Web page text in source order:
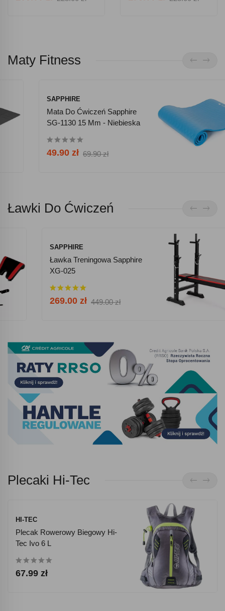
Maty Fitness
SAPPHIRE
Mata Do Ćwiczeń Sapphire
SG-1130 15 Mm - Niebieska
49.90 zł 69.90 zł
Ławki Do Ćwiczeń
SAPPHIRE
Ławka Treningowa Sapphire
XG-025
269.00 zł 449.00 zł
Plecaki Hi-Tec
HI-TEC
Plecak Rowerowy Biegowy Hi-
Tec Ivo 6 L
67.99 zł